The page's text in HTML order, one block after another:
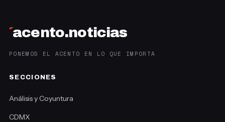
´acento.noticias
PONEMOS EL ACENTO EN LO QUE IMPORTA
SECCIONES
Análisis y Coyuntura
CDMX